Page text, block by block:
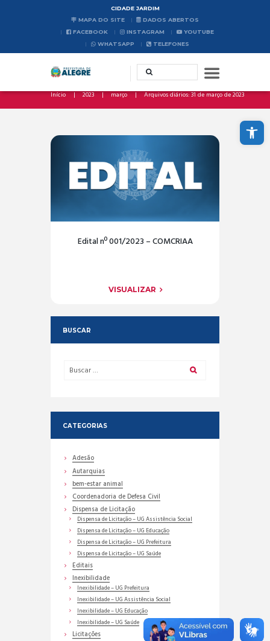
Abrir a barra de ferramentas
CIDADE JARDIM
MAPA DO SITE
DADOS ABERTOS
FACEBOOK
INSTAGRAM
YOUTUBE
WHATSAPP
TELEFONES
Início 2023 março Arquivos diários: 31 de março de 2023
Edital nº 001/2023 – COMCRIAA
VISUALIZAR
BUSCAR
CATEGORIAS
Adesão
Autarquias
bem-estar animal
Coordenadoria de Defesa Civil
Dispensa de Licitação
Dispensa de Licitação – UG Assistência Social
Dispensa de Licitação – UG Educação
Dispensa de Licitação – UG Prefeitura
Dispensa de Licitação – UG Saúde
Editais
Inexibilidade
Inexibilidade – UG Prefeitura
Inexibilidade – UG Assistência Social
Inexibilidade – UG Educação
Inexibilidade – UG Saúde
Licitações